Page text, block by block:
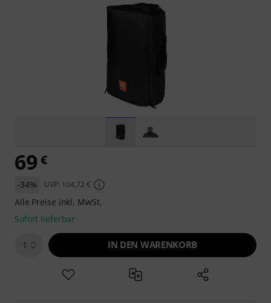
69 €
-34% UVP: 104,72 €
Alle Preise inkl. MwSt.
Sofort lieferbar
1 IN DEN WARENKORB